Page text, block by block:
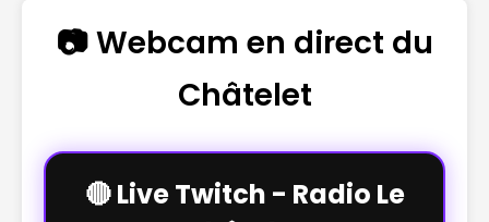
📷 Webcam en direct du
Châtelet
🔴 Live Twitch - Radio Le